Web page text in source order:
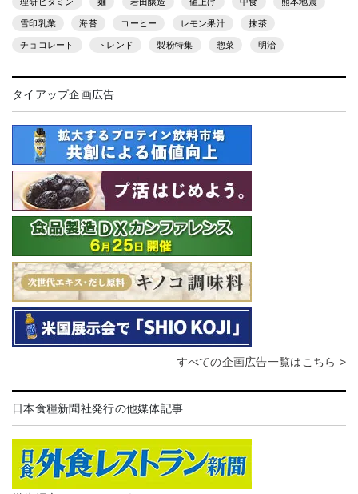
雪印乳業 海苔 コーヒー レモン果汁 抹茶
チョコレート トレンド 製粉特集 惣菜 明治
タイアップ企画広告
すべての企画広告一覧はこちら >
日本食糧新聞社発行の他媒体記事